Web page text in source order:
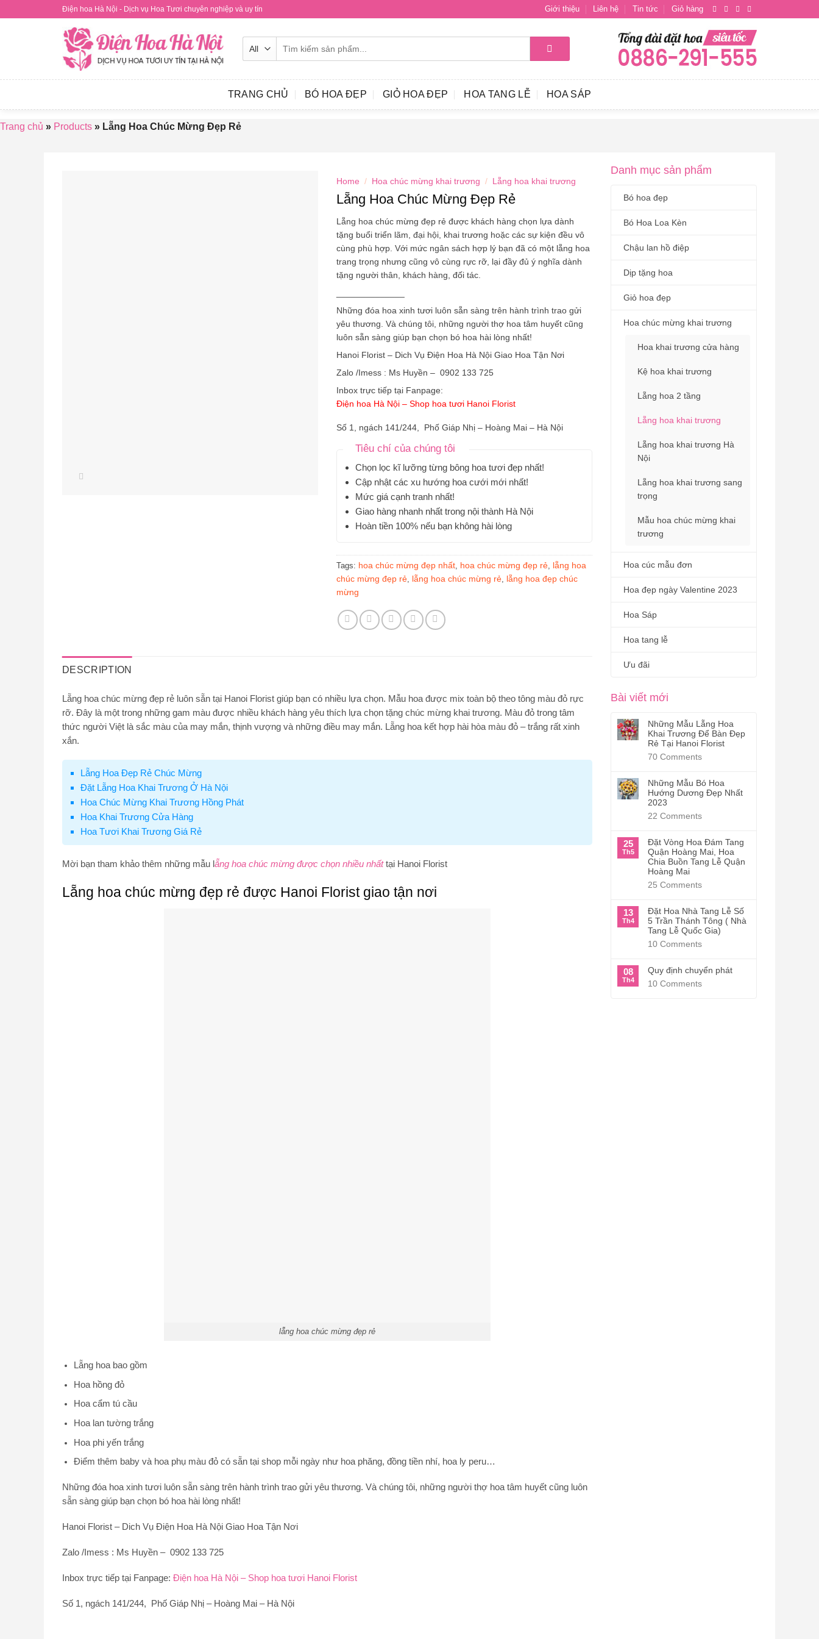
Điện hoa Hà Nội - Dịch vụ Hoa Tươi chuyên nghiệp và uy tín Giới thiệu Liên hệ Tin tức Giỏ hàng
for:
TRANG CHỦ BÓ HOA ĐẸP GIỎ HOA ĐẸP HOA TANG LỄ HOA SÁP
Trang chủ » Products » Lẵng Hoa Chúc Mừng Đẹp Rẻ
Danh mục sản phẩm
Bó hoa đẹp
Bó Hoa Loa Kèn
Chậu lan hồ điệp
Dịp tặng hoa
Giỏ hoa đẹp
Hoa chúc mừng khai trương
Hoa khai trương cửa hàng
Kệ hoa khai trương
Lẵng hoa 2 tầng
Lẵng hoa khai trương
Lẵng hoa khai trương Hà
Nội
Lẵng hoa khai trương sang
trọng
Mẫu hoa chúc mừng khai
trương
Hoa cúc mẫu đơn
Hoa đẹp ngày Valentine 2023
Hoa Sáp
Hoa tang lễ
Ưu đãi
Bài viết mới
Những Mẫu Lẵng Hoa
Khai Trương Để Bàn Đẹp
Rẻ Tại Hanoi Florist
70 Comments
Những Mẫu Bó Hoa
Hướng Dương Đẹp Nhất
2023
22 Comments
25
Th5
Đặt Vòng Hoa Đám Tang
Quận Hoàng Mai, Hoa
Chia Buồn Tang Lễ Quận
Hoàng Mai
25 Comments
13
Th4
Đặt Hoa Nhà Tang Lễ Số
5 Trần Thánh Tông ( Nhà
Tang Lễ Quốc Gia)
10 Comments
08
Th4
Quy định chuyển phát
10 Comments
Home / Hoa chúc mừng khai trương / Lẵng hoa khai trương
Lẵng Hoa Chúc Mừng Đẹp Rẻ
Lẵng hoa chúc mừng đẹp rẻ được khách hàng chọn lựa dành
tặng buổi triển lãm, đại hội, khai trương hoặc các sự kiện đều vô
cùng phù hợp. Với mức ngân sách hợp lý bạn đã có một lẵng hoa
trang trọng nhưng cũng vô cùng rực rỡ, lại đầy đủ ý nghĩa dành
tặng người thân, khách hàng, đối tác.
Những đóa hoa xinh tươi luôn sẵn sàng trên hành trình trao gửi
yêu thương. Và chúng tôi, những người thợ hoa tâm huyết cũng
luôn sẵn sàng giúp bạn chọn bó hoa hài lòng nhất!
Hanoi Florist – Dich Vụ Điện Hoa Hà Nội Giao Hoa Tận Nơi
Zalo /Imess : Ms Huyền – 0902 133 725
Inbox trực tiếp tại Fanpage:
Điện hoa Hà Nội – Shop hoa tươi Hanoi Florist
Số 1, ngách 141/244, Phố Giáp Nhị – Hoàng Mai – Hà Nội
Tiêu chí của chúng tôi
Chọn lọc kĩ lưỡng từng bông hoa tươi đẹp nhất!
Cập nhật các xu hướng hoa cưới mới nhất!
Mức giá cạnh tranh nhất!
Giao hàng nhanh nhất trong nội thành Hà Nội
Hoàn tiền 100% nếu bạn không hài lòng
Tags: hoa chúc mừng đẹp nhất hoa chúc mừng đẹp rẻ lẵng hoa
chúc mừng đẹp rẻ lẵng hoa chúc mừng rẻ lẵng hoa đẹp chúc
mừng
DESCRIPTION
Lẵng hoa chúc mừng đẹp rẻ luôn sẵn tại Hanoi Florist giúp bạn có nhiều lựa chọn. Mẫu hoa được mix toàn bộ theo tông màu đỏ rực
rỡ. Đây là một trong những gam màu được nhiều khách hàng yêu thích lựa chọn tặng chúc mừng khai trương. Màu đỏ trong tâm
thức người Việt là sắc màu của may mắn, thịnh vượng và những điều may mắn. Lẵng hoa kết hợp hài hòa màu đỏ – trắng rất xinh
xắn.
Lẵng Hoa Đẹp Rẻ Chúc Mừng
Đặt Lẵng Hoa Khai Trương Ở Hà Nội
Hoa Chúc Mừng Khai Trương Hồng Phát
Hoa Khai Trương Cửa Hàng
Hoa Tươi Khai Trương Giá Rẻ
Mời bạn tham khảo thêm những mẫu l ẵng hoa chúc mừng được chọn nhiều nhất tại Hanoi Florist
Lẵng hoa chúc mừng đẹp rẻ được Hanoi Florist giao tận nơi
lẵng hoa chúc mừng đẹp rẻ
Lẵng hoa bao gồm
Hoa hồng đỏ
Hoa cẩm tú cầu
Hoa lan tường trắng
Hoa phi yến trắng
Điểm thêm baby và hoa phụ màu đỏ có sẵn tại shop mỗi ngày như hoa phăng, đồng tiền nhí, hoa ly peru…
Những đóa hoa xinh tươi luôn sẵn sàng trên hành trình trao gửi yêu thương. Và chúng tôi, những người thợ hoa tâm huyết cũng luôn
sẵn sàng giúp bạn chọn bó hoa hài lòng nhất!
Hanoi Florist – Dich Vụ Điện Hoa Hà Nội Giao Hoa Tận Nơi
Zalo /Imess : Ms Huyền – 0902 133 725
Inbox trực tiếp tại Fanpage: Điện hoa Hà Nội – Shop hoa tươi Hanoi Florist
Số 1, ngách 141/244, Phố Giáp Nhị – Hoàng Mai – Hà Nội